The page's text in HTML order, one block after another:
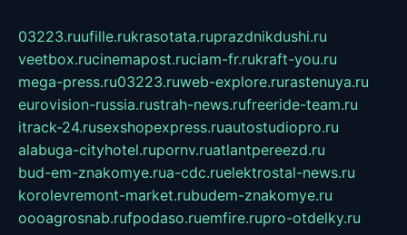
03223.ruufille.rukrasotata.ruprazdnikdushi.ru
veetbox.rucinemapost.ruciam-fr.rukraft-you.ru
mega-press.ru03223.ruweb-explore.rurastenuya.ru
eurovision-russia.rustrah-news.rufreeride-team.ru
itrack-24.rusexshopexpress.ruautostudiopro.ru
alabuga-cityhotel.rupornv.ruatlantpereezd.ru
bud-em-znakomye.rua-cdc.ruelektrostal-news.ru
korolevremont-market.rubudem-znakomye.ru
oooagrosnab.rufpodaso.ruemfire.rupro-otdelky.ru